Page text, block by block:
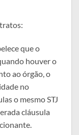
que o
houver o
ao órgão, o
no
o mesmo STJ
cláusula